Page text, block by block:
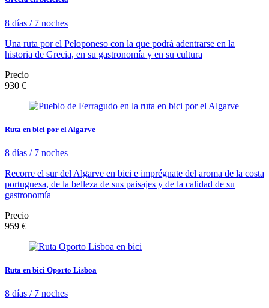
8 días / 7 noches
Una ruta por el Peloponeso con la que podrá adentrarse en la
historia de Grecia, en su gastronomía y en su cultura
Precio
930 €
Ruta en bici por el Algarve
8 días / 7 noches
Recorre el sur del Algarve en bici e imprégnate del aroma de la costa
portuguesa, de la belleza de sus paisajes y de la calidad de su
gastronomía
Precio
959 €
Ruta en bici Oporto Lisboa
8 días / 7 noches